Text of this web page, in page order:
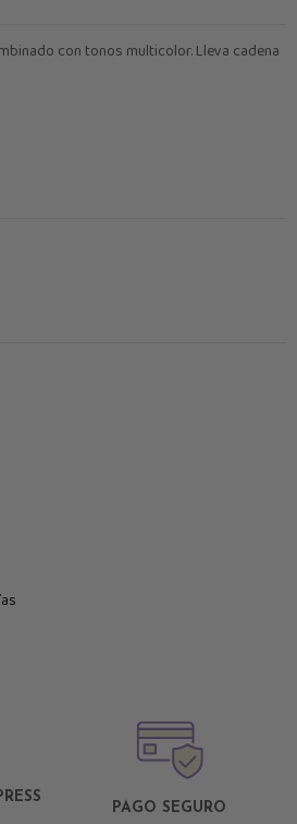
con tonos multicolor. Lleva cadena
PAGO SEGURO